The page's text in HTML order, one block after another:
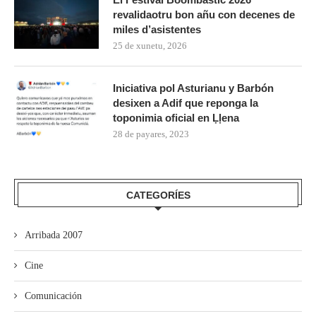
revalidaotru bon añu con decenes de
miles d’asistentes
25 de xunetu, 2026
Iniciativa pol Asturianu y Barbón
desixen a Adif que reponga la
toponimia oficial en Ḷḷena
28 de payares, 2023
CATEGORÍES
Arribada 2007
Cine
Comunicación